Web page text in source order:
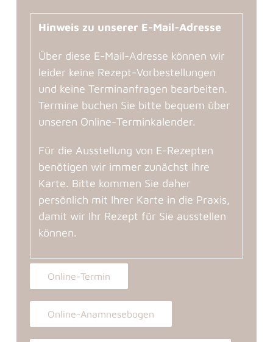
Hinweis zu unserer E-Mail-Adresse
Über diese E-Mail-Adresse können wir
leider keine Rezept-Vorbestellungen
und keine Terminanfragen bearbeiten.
Termine buchen Sie bitte bequem über
unseren Online-Terminkalender.
Für die Ausstellung von E-Rezepten
benötigen wir immer zunächst Ihre
Karte. Bitte kommen Sie daher
persönlich mit Ihrer Karte in die Praxis,
damit wir Ihr Rezept für Sie ausstellen
können.
Online-Termin
Online-Anamnesebogen